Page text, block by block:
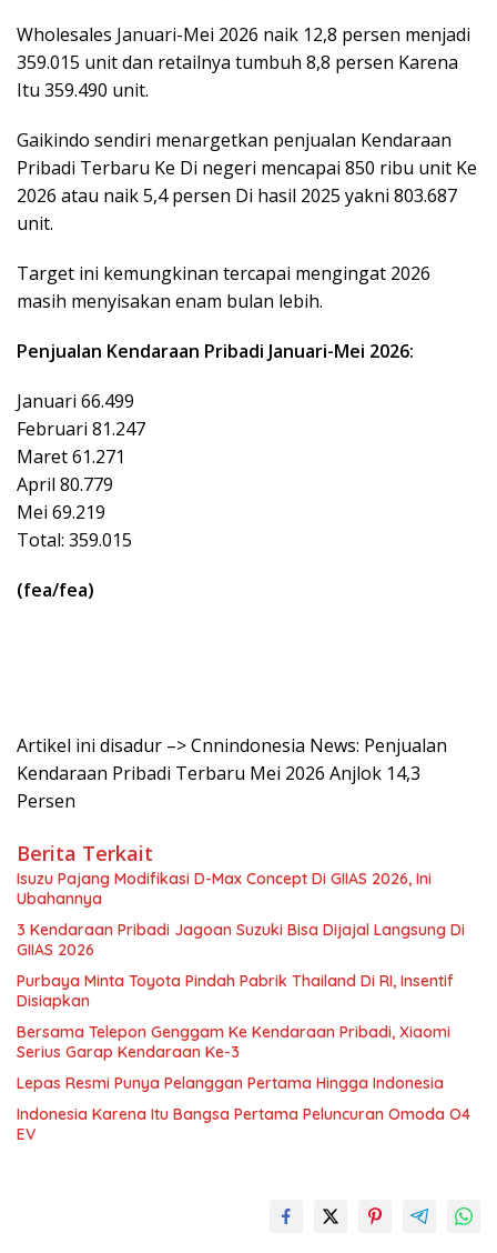
Wholesales Januari-Mei 2026 naik 12,8 persen menjadi
359.015 unit dan retailnya tumbuh 8,8 persen Karena
Itu 359.490 unit.
Gaikindo sendiri menargetkan penjualan Kendaraan
Pribadi Terbaru Ke Di negeri mencapai 850 ribu unit Ke
2026 atau naik 5,4 persen Di hasil 2025 yakni 803.687
unit.
Target ini kemungkinan tercapai mengingat 2026
masih menyisakan enam bulan lebih.
Penjualan Kendaraan Pribadi Januari-Mei 2026:
Januari 66.499
Februari 81.247
Maret 61.271
April 80.779
Mei 69.219
Total: 359.015
(fea/fea)
Artikel ini disadur –> Cnnindonesia News: Penjualan
Kendaraan Pribadi Terbaru Mei 2026 Anjlok 14,3
Persen
Berita Terkait
Isuzu Pajang Modifikasi D-Max Concept Di GIIAS 2026, Ini
Ubahannya
3 Kendaraan Pribadi Jagoan Suzuki Bisa Dijajal Langsung Di
GIIAS 2026
Purbaya Minta Toyota Pindah Pabrik Thailand Di RI, Insentif
Disiapkan
Bersama Telepon Genggam Ke Kendaraan Pribadi, Xiaomi
Serius Garap Kendaraan Ke-3
Lepas Resmi Punya Pelanggan Pertama Hingga Indonesia
Indonesia Karena Itu Bangsa Pertama Peluncuran Omoda O4
EV